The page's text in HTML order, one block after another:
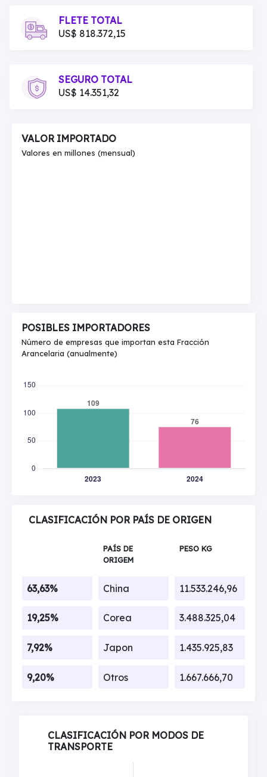
FLETE TOTAL
US$ 818.372,15
SEGURO TOTAL
US$ 14.351,32
VALOR IMPORTADO
Valores en millones (mensual)
POSIBLES IMPORTADORES
Número de empresas que importan esta Fracción
Arancelaria (anualmente)
CLASIFICACIÓN POR PAÍS DE ORIGEN
PAÍS DE
ORIGEM
PESO KG
63,63% China 11.533.246,96
19,25% Corea 3.488.325,04
7,92% Japon 1.435.925,83
9,20% Otros 1.667.666,70
CLASIFICACIÓN POR MODOS DE
TRANSPORTE